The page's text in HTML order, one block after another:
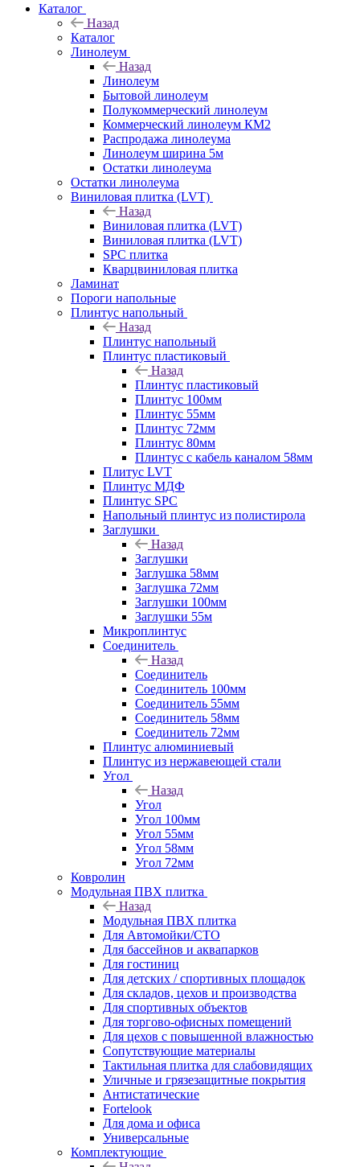
Каталог
Назад
Каталог
Линолеум
Назад
Линолеум
Бытовой линолеум
Полукоммерческий линолеум
Коммерческий линолеум КМ2
Распродажа линолеума
Линолеум ширина 5м
Остатки линолеума
Остатки линолеума
Виниловая плитка (LVT)
Назад
Виниловая плитка (LVT)
Виниловая плитка (LVT)
SPC плитка
Кварцвиниловая плитка
Ламинат
Пороги напольные
Плинтус напольный
Назад
Плинтус напольный
Плинтус пластиковый
Назад
Плинтус пластиковый
Плинтус 100мм
Плинтус 55мм
Плинтус 72мм
Плинтус 80мм
Плинтус с кабель каналом 58мм
Плитус LVT
Плинтус МДФ
Плинтус SPC
Напольный плинтус из полистирола
Заглушки
Назад
Заглушки
Заглушка 58мм
Заглушка 72мм
Заглушки 100мм
Заглушки 55м
Микроплинтус
Соединитель
Назад
Соединитель
Соединитель 100мм
Соединитель 55мм
Соединитель 58мм
Соединитель 72мм
Плинтус алюминиевый
Плинтус из нержавеющей стали
Угол
Назад
Угол
Угол 100мм
Угол 55мм
Угол 58мм
Угол 72мм
Ковролин
Модульная ПВХ плитка
Назад
Модульная ПВХ плитка
Для Автомойки/СТО
Для бассейнов и аквапарков
Для гостиниц
Для детских / спортивных площадок
Для складов, цехов и производства
Для спортивных объектов
Для торгово-офисных помещений
Для цехов с повышенной влажностью
Сопутствующие материалы
Тактильная плитка для слабовидящих
Уличные и грязезащитные покрытия
Антистатические
Fortelook
Для дома и офиса
Универсальные
Комплектующие